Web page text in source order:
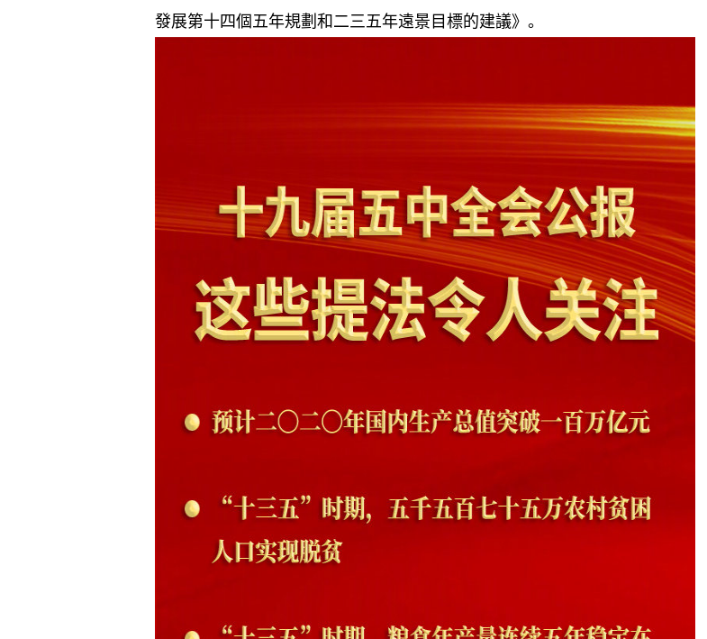
發展第十四個五年規劃和二三五年遠景目標的建議》。